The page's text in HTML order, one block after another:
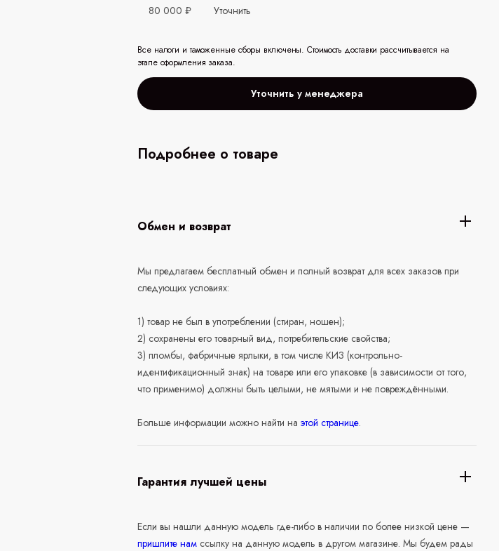
80 000 ₽
Уточнить
Все налоги и таможенные сборы включены. Стоимость доставки рассчитывается на
этапе оформления заказа.
Уточнить у менеджера
Подробнее о товаре
Обмен и возврат
Мы предлагаем бесплатный обмен и полный возврат для всех заказов при
следующих условиях:
1) товар не был в употреблении (стиран, ношен);
2) сохранены его товарный вид, потребительские свойства;
3) пломбы, фабричные ярлыки, в том числе КИЗ (контрольно-
идентификационный знак) на товаре или его упаковке (в зависимости от того,
что применимо) должны быть целыми, не мятыми и не повреждёнными.
Больше информации можно найти наэтой странице.
Гарантия лучшей цены
Если вы нашли данную модель где-либо в наличии по более низкой цене —
пришлите нам ссылку на данную модель в другом магазине. Мы будем рады